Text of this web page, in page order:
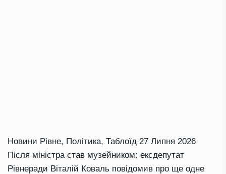
Новини Рівне, Політика, Таблоїд 27 Липня 2026
Після міністра став музейником: ексдепутат
Рівнеради Віталій Коваль повідомив про ще одне